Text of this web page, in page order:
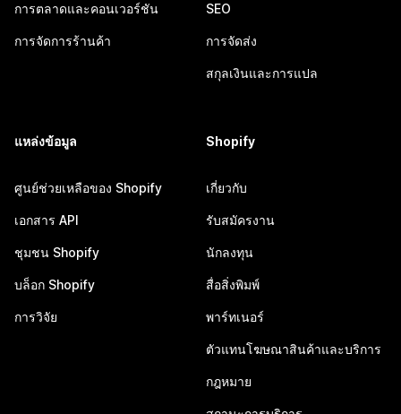
การตลาดและคอนเวอร์ชัน
การจัดการร้านค้า
SEO
การจัดส่ง
สกุลเงินและการแปล
แหล่งข้อมูล
ศูนย์ช่วยเหลือของ Shopify
เอกสาร API
ชุมชน Shopify
บล็อก Shopify
การวิจัย
Shopify
เกี่ยวกับ
รับสมัครงาน
นักลงทุน
สื่อสิ่งพิมพ์
พาร์ทเนอร์
ตัวแทนโฆษณาสินค้าและบริการ
กฎหมาย